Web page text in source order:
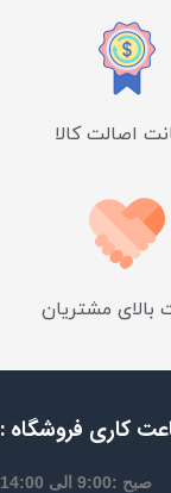
اصالت کالا
بالای مشتریان
کاری فروشگاه :
صبح :9:00 الی 14:00